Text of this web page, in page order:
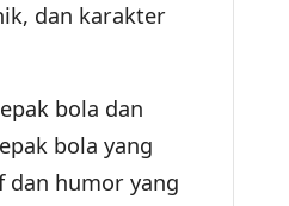
dan karakter
bola dan
bola yang
dan humor yang